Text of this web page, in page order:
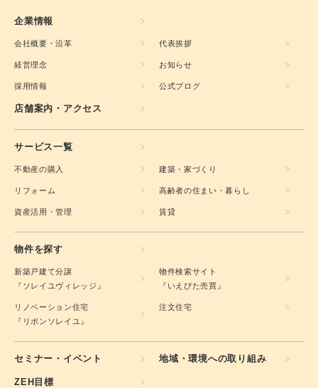
企業情報
会社概要・沿革 代表挨拶
経営理念 お知らせ
採用情報 公式ブログ
店舗案内・アクセス
サービス一覧
不動産の購入 建築・家づくり
リフォーム 高齢者の住まい・暮らし
資産活用・管理 賃貸
物件を探す
新築戸建て分譲
『ソレイユヴィレッジ』
物件検索サイト
『いえぴた売買』
リノベーション住宅
『リボンソレイユ』
注文住宅
セミナー・イベント 地域・環境への取り組み
ZEH目標